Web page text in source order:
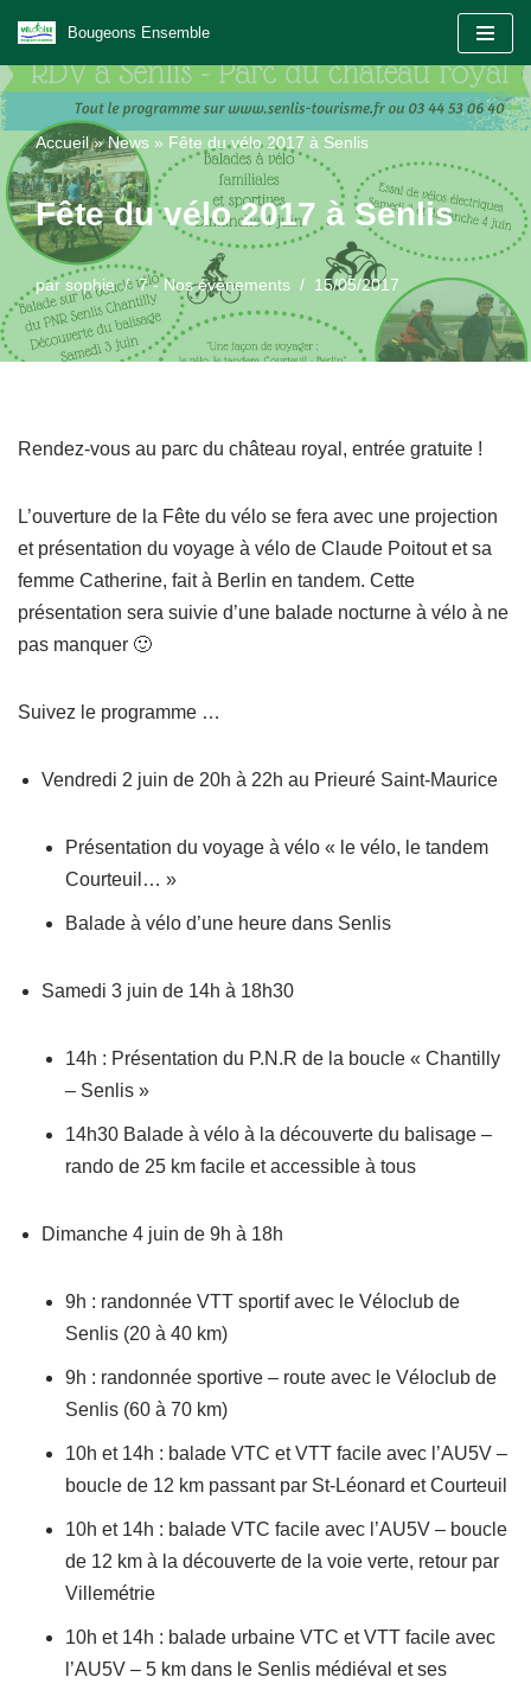
Aller
au
contenu
Bougeons Ensemble
Accueil»News » Fête du vélo 2017 à Senlis
Fête du vélo 2017 à Senlis
parsophie 7 - Nos évènements 15/05/2017
Rendez-vous au parc du château royal, entrée gratuite !
L’ouverture de la Fête du vélo se fera avec une projection
et présentation du voyage à vélo de Claude Poitout et sa
femme Catherine, fait à Berlin en tandem. Cette
présentation sera suivie d’une balade nocturne à vélo à ne
pas manquer 🙂
Suivez le programme …
Vendredi 2 juin de 20h à 22h au Prieuré Saint-Maurice
Présentation du voyage à vélo « le vélo, le tandem
Courteuil… »
Balade à vélo d’une heure dans Senlis
Samedi 3 juin de 14h à 18h30
14h : Présentation du P.N.R de la boucle « Chantilly
– Senlis »
14h30 Balade à vélo à la découverte du balisage –
rando de 25 km facile et accessible à tous
Dimanche 4 juin de 9h à 18h
9h : randonnée VTT sportif avec le Véloclub de
Senlis (20 à 40 km)
9h : randonnée sportive – route avec le Véloclub de
Senlis (60 à 70 km)
10h et 14h : balade VTC et VTT facile avec l’AU5V –
boucle de 12 km passant par St-Léonard et Courteuil
10h et 14h : balade VTC facile avec l’AU5V – boucle
de 12 km à la découverte de la voie verte, retour par
Villemétrie
10h et 14h : balade urbaine VTC et VTT facile avec
l’AU5V – 5 km dans le Senlis médiéval et ses